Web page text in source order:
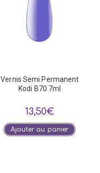
Vernis Semi Permanent
Kodi B70 7ml
13,50€
Ajouter au panier